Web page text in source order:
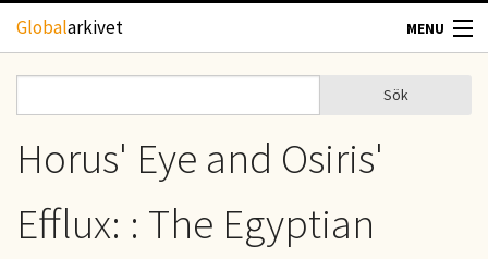
Hoppa till huvudinnehåll
Globalarkivet MENU
TIDSKRIFTER
Sökformulär
Sök
Horus' Eye and Osiris'
Efflux: : The Egyptian